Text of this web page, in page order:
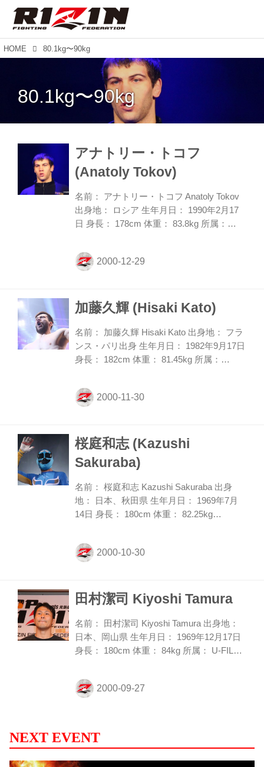
HOME 80.1kg〜90kg
80.1kg〜90kg
アナトリー・トコフ
(Anatoly Tokov)
名前： アナトリー・トコフ Anatoly Tokov
出身地： ロシア 生年月日： 1990年2月17
日 身長： 178cm 体重： 83.8kg 所属：
ードルが絶対の自信を持って送り込む、爆
撃機のようなファイターだ。19歳でプロデ
ットワークから力強い打撃、距離を縮めて
きることがストロングポイントだ。加えて
身体能力も高く、グラウンドでの極めの強
さも併せ持つ。そして何より魅力的なの
加藤久輝 (Hisaki Kato)
名前： 加藤久輝 Hisaki Kato 出身地： フラ
ンス・パリ出身 生年月日： 1982年9月17日
身長： 182cm 体重： 81.45kg 所属：
@hisakialive フランスのパリで生まれ育
ち、現在は愛知県名古屋市を拠点に活動。
めると、10年には打撃技・投げ技・寝技が
認められた着衣による総合格闘技、北斗旗
全日本空道体力別選手権大会に出場し、無
差別級で優勝。同大会では14年まで5連覇
の偉業を達成した。13年3月のHEATで
MMAデビュー。...
桜庭和志 (Kazushi
Sakuraba)
名前： 桜庭和志 Kazushi Sakuraba 出身
地： 日本、秋田県 生年月日： 1969年7月
14日 身長： 180cm 体重： 82.25kg
ターナショナルに入団し９３年８月にプロ
デビュー。９７年１２月にはUFC Japanヘ
ーハンターとして数々の名勝負を繰り広げ
る。なかでも２０００ 年に東京ドームで見
せた、ホイス・グレイシーとの９０分に渡
る死闘は、日本格闘技史に残る闘いとして
記憶されている。ヴァンダレイ・シウバと
田村潔司 Kiyoshi Tamura
名前： 田村潔司 Kiyoshi Tamura 出身地：
日本、岡山県 生年月日： 1969年12月17日
身長： 180cm 体重： 84kg 所属： U-FILE
者。88年に第二次UWFに入門し、UWFイ
ンターナショナル、リングスと渡り歩く。
1でパトリック・スミスに一本勝ち。00年2
月のリングスKOK大会では、判定の末ヘン
ゾ・グレイシーから白星を挙げた。02年2
NEXT EVENT